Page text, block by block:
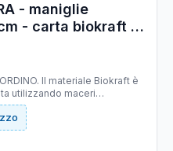
- maniglie
- carta biokraft -
Il materiale Biokraft è
utilizzando maceri
a garantire costanza di
riciclabile e
Colore: oro. Carta da